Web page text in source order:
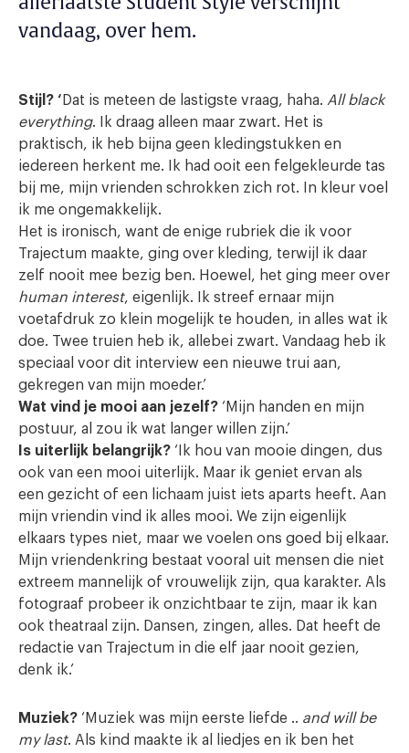
vandaag, over hem.
Stijl? ‘ Dat is meteen de lastigste vraag, haha. All black
everything. Ik draag alleen maar zwart. Het is
praktisch, ik heb bijna geen kledingstukken en
iedereen herkent me. Ik had ooit een felgekleurde tas
bij me, mijn vrienden schrokken zich rot. In kleur voel
ik me ongemakkelijk.
Het is ironisch, want de enige rubriek die ik voor
Trajectum maakte, ging over kleding, terwijl ik daar
zelf nooit mee bezig ben. Hoewel, het ging meer over
human interest, eigenlijk. Ik streef ernaar mijn
voetafdruk zo klein mogelijk te houden, in alles wat ik
doe. Twee truien heb ik, allebei zwart. Vandaag heb ik
speciaal voor dit interview een nieuwe trui aan,
gekregen van mijn moeder.’
Wat vind je mooi aan jezelf? ‘Mijn handen en mijn
postuur, al zou ik wat langer willen zijn.’
Is uiterlijk belangrijk? ‘Ik hou van mooie dingen, dus
ook van een mooi uiterlijk. Maar ik geniet ervan als
een gezicht of een lichaam juist iets aparts heeft. Aan
mijn vriendin vind ik alles mooi. We zijn eigenlijk
elkaars types niet, maar we voelen ons goed bij elkaar.
Mijn vriendenkring bestaat vooral uit mensen die niet
extreem mannelijk of vrouwelijk zijn, qua karakter. Als
fotograaf probeer ik onzichtbaar te zijn, maar ik kan
ook theatraal zijn. Dansen, zingen, alles. Dat heeft de
redactie van Trajectum in die elf jaar nooit gezien,
denk ik.’
Muziek? ‘Muziek was mijn eerste liefde .. and will be
my last. Als kind maakte ik al liedjes en ik ben het